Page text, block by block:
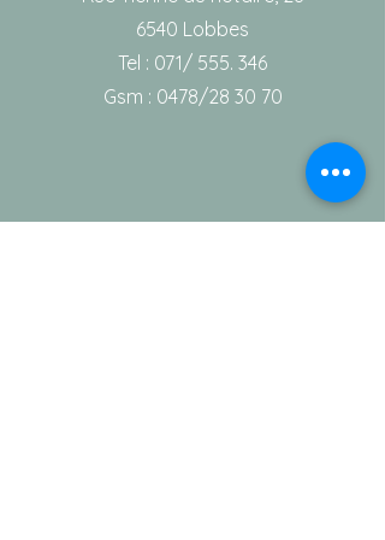
6540 Lobbes
Tel : 071/ 555. 346
Gsm : 0478/28 30 70